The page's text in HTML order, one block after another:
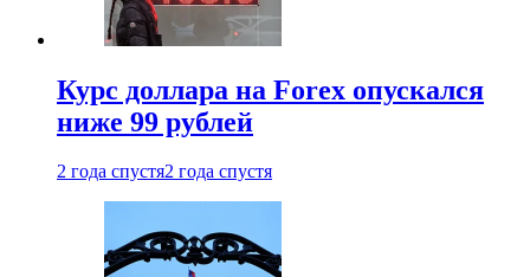
Курс доллара на Forex опускался
ниже 99 рублей
2 года спустя2 года спустя